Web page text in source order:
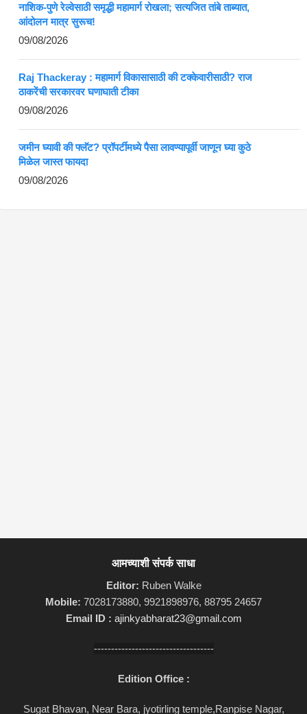
नाशिक-पुणे रेल्वेसाठी समृद्धी महामार्ग रोखला; सत्यजित तांबे ताब्यात,
आंदोलन मात्र सुरूच!
09/08/2026
Raj Thackeray : महामार्ग विकासासाठी की टक्केवारीसाठी? राज
ठाकरेंची सरकारवर घणाघाती टीका
09/08/2026
जमीन घ्यावी की फ्लॅट? प्रॉपर्टीमध्ये पैसा लावण्यापूर्वी जाणून घ्या कुठे
मिळेल जास्त फायदा
09/08/2026
आमच्याशी संपर्क साधा
Editor: Ruben Walke
Mobile: 7028173880, 9921898976, 88795 24657
Email ID : ajinkyabharat23@gmail.com
-----------------------------------
Edition Office :
Sugat Bhavan, Near Bara, jyotirling temple,Ranpise Nagar,